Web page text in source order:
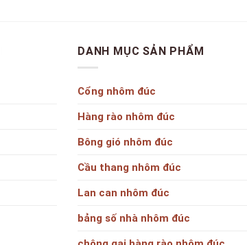
DANH MỤC SẢN PHẨM
Cổng nhôm đúc
Hàng rào nhôm đúc
Bông gió nhôm đúc
Cầu thang nhôm đúc
Lan can nhôm đúc
bảng số nhà nhôm đúc